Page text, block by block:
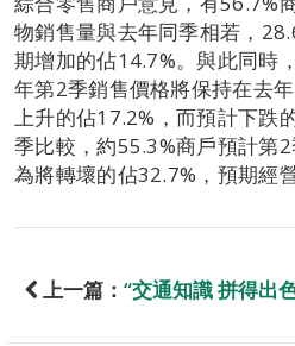
物銷售量與去年同季相若，
期增加的佔14.7%。與此同時
年第2季銷售價格將保持在去
上升的佔17.2%，而預計下跌
季比較，約55.3%商戶預計第
為將轉壞的佔32.7%，預期經
上一篇： “交通知識 拼得出